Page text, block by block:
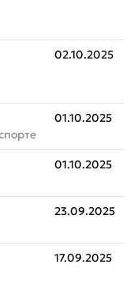
02.10.2025
01.10.2025
01.10.2025
23.09.2025
17.09.2025